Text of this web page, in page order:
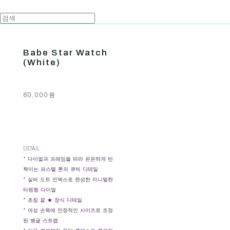
Babe Star Watch
(White)
60,000원
DETAIL
* 다이얼과 프레임을 따라 은은하게 반
짝이는 파스텔 톤의 큐빅 디테일
* 실버 도트 인덱스로 완성한 미니멀한
타원형 다이얼
* 초침 끝 ★ 장식 디테일
* 여성 손목에 안정적인 사이즈로 조정
된 뱅글 스트랩